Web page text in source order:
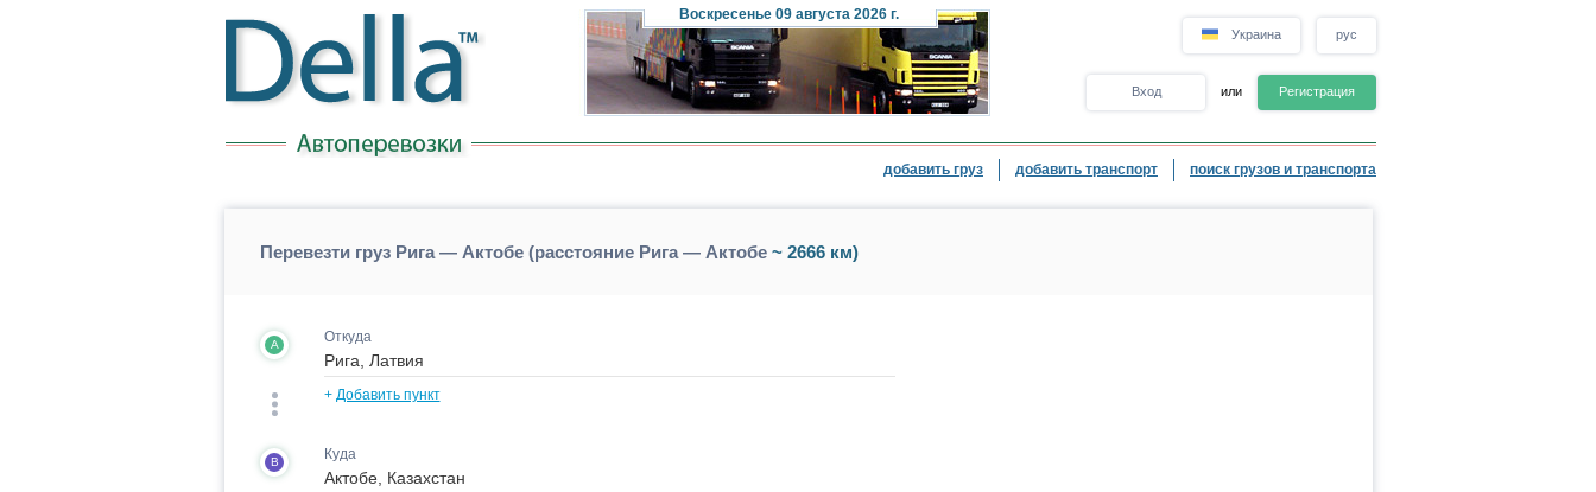
Воскресенье09 августа 2026 г.
Украина рус
Вход или Регистрация
добавить груз добавить транспорт поиск грузов и транспорта
Перевезти груз Рига — Актобе (расстояние Рига — Актобе~ 2666 км)
A Откуда
+ Добавить пункт
B Куда